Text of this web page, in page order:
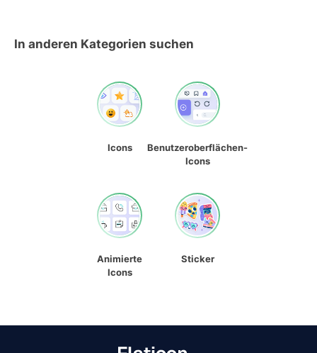
In anderen Kategorien suchen
Icons
Benutzeroberflächen-
Icons
Animierte
Icons
Sticker